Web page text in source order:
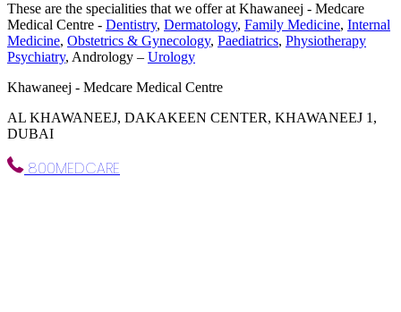
These are the specialities that we offer at Khawaneej - Medcare
Medical Centre - Dentistry, Dermatology, Family Medicine, Internal
Medicine, Obstetrics & Gynecology, Paediatrics, Physiotherapy
Psychiatry, Andrology – Urology
Khawaneej - Medcare Medical Centre
AL KHAWANEEJ, DAKAKEEN CENTER, KHAWANEEJ 1,
DUBAI
800MEDCARE